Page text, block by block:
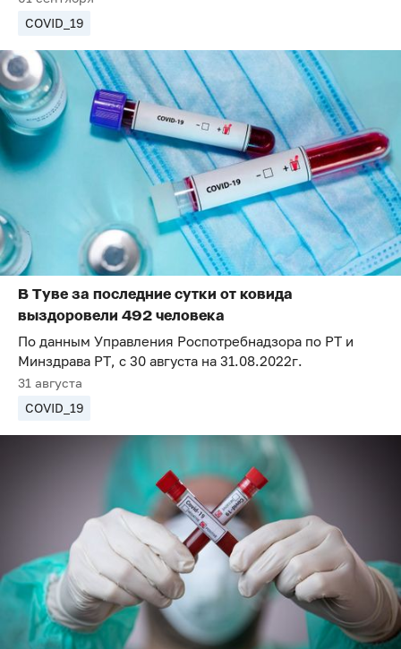
COVID_19
В Туве за последние сутки от ковида
выздоровели 492 человека
По данным Управления Роспотребнадзора по РТ и
Минздрава РТ, с 30 августа на 31.08.2022г.
31 августа
COVID_19